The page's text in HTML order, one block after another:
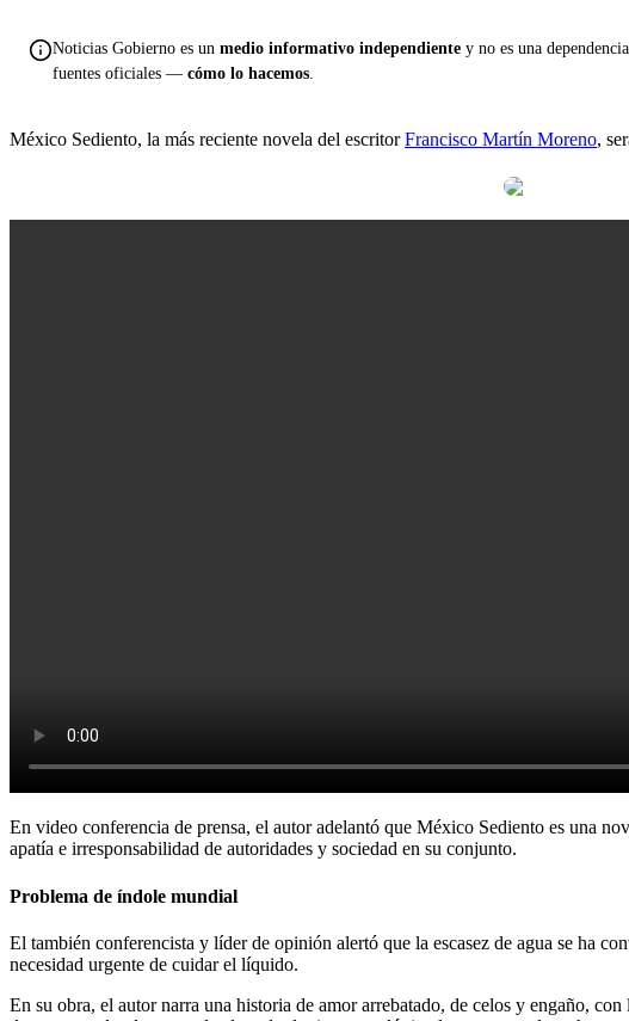
Noticias Gobierno es un medio informativo independiente y no es una
fuentes oficiales — cómo lo hacemos.
México Sediento, la más reciente novela del escritorFrancisco Martín Moreno,
En video conferencia de prensa, el autor adelantó que México Sediento es una
apatía e irresponsabilidad de autoridades y sociedad en su conjunto.
Problema de índole mundial
El también conferencista y líder de opinión alertó que la escasez de agua se ha
necesidad urgente de cuidar el líquido.
En su obra, el autor narra una historia de amor arrebatado, de celos y engaño,